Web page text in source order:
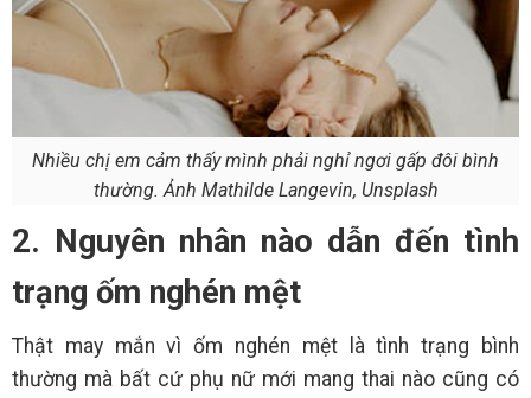
Nhiều chị em cảm thấy mình phải nghỉ ngơi gấp đôi bình
thường. Ảnh Mathilde Langevin, Unsplash
2. Nguyên nhân nào dẫn đến tình
trạng ốm nghén mệt
Thật may mắn vì ốm nghén mệt là tình trạng bình
thường mà bất cứ phụ nữ mới mang thai nào cũng có